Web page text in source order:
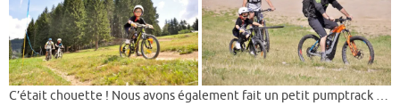
C’était chouette ! Nous avons également fait un petit pumptrack …